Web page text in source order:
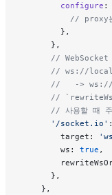
        configure
:
// proxy
        },
      },
// WebSocket
// ws://
//   ->
//
// 사용할 때 주
      '/socket.io'
        target:
        ws:
true ,
      },
    },